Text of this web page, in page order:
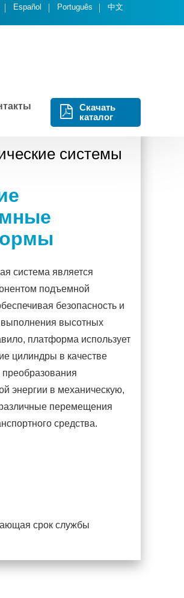
Español Português 中文
Скачать
каталог
системы
система является
подъемной
безопасность и
выполнения высотных
платформа использует
цилиндры в качестве
энергии в механическую,
перемещения
средства.
срок службы